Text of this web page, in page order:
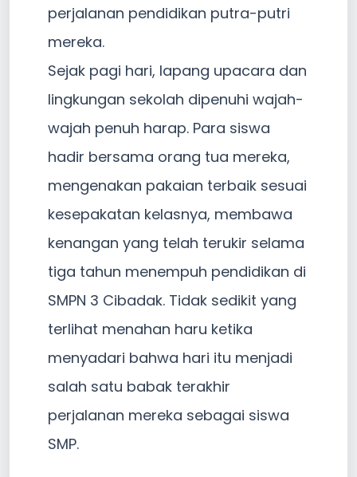
perjalanan pendidikan putra-putri
mereka.
Sejak pagi hari, lapang upacara dan
lingkungan sekolah dipenuhi wajah-
wajah penuh harap. Para siswa
hadir bersama orang tua mereka,
mengenakan pakaian terbaik sesuai
kesepakatan kelasnya, membawa
kenangan yang telah terukir selama
tiga tahun menempuh pendidikan di
SMPN 3 Cibadak. Tidak sedikit yang
terlihat menahan haru ketika
menyadari bahwa hari itu menjadi
salah satu babak terakhir
perjalanan mereka sebagai siswa
SMP.